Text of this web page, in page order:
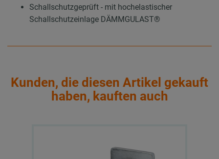
Schallschutzgeprüft - mit hochelastischer
Schallschutzeinlage DÄMMGULAST®
Kunden, die diesen Artikel gekauft
haben, kauften auch